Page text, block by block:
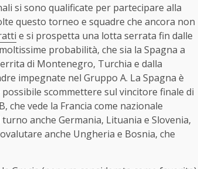
si sono qualificate per partecipare alla
questo torneo e squadre che ancora non
e si prospetta una lotta serrata fin dalle
probabilità, che sia la Spagna a
di Montenegro, Turchia e dalla
impegnate nel Gruppo A. La Spagna è
possibile scommettere sul vincitore finale di
che vede la Francia come nazionale
anche Germania, Lituania e Slovenia,
anche Ungheria e Bosnia, che